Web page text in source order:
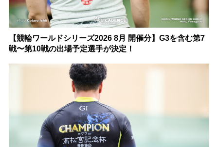
【競輪ワールドシリーズ2026 8月 開催分】G3を含む第7
戦〜第10戦の出場予定選手が決定！